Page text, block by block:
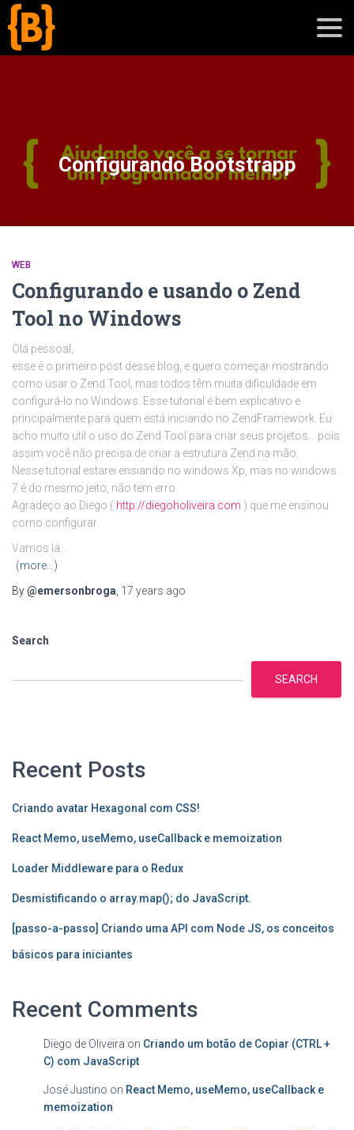
blog
sobre
Configurando Bootstrapp
WEB
Configurando e usando o Zend
Tool no Windows
Olá pessoal,
esse é o primeiro post desse blog, e quero começar mostrando
como usar o Zend Tool, mas todos têm muita dificuldade em
configurá-lo no Windows. Esse tutorial é bem explicativo e
principalmente para quem está iniciando no ZendFramework. Eu
acho muito util o uso do Zend Tool para criar seus projetos… pois
assim você não precisa de criar a estrutura Zend na mão.
Nesse tutorial estarei ensiando no windows Xp, mas no windows
7 é do mesmo jeito, não tem erro.
Agradeço ao Diego ( http://diegoholiveira.com ) que me ensinou
como configurar.
Vamos lá…
(more…)
By@emersonbroga 17 years ago
Search
SEARCH
Recent Posts
Criando avatar Hexagonal com CSS!
React Memo, useMemo, useCallback e memoization
Loader Middleware para o Redux
Desmistificando o array.map(); do JavaScript.
[passo-a-passo] Criando uma API com Node JS, os conceitos
básicos para iniciantes
Recent Comments
Diego de Oliveira on Criando um botão de Copiar (CTRL +
C) com JavaScript
José Justino on React Memo, useMemo, useCallback e
memoization